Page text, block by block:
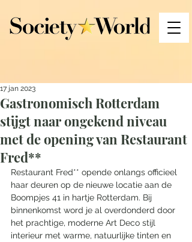
Gastronomisch Rotterdam
stijgt naar ongekend niveau
met de opening van Restaurant
Fred**
17 jan 2023
Restaurant Fred** opende onlangs officieel
haar deuren op de nieuwe locatie aan de
Boompjes 41 in hartje Rotterdam. Bij
binnenkomst word je al overdonderd door
het prachtige, moderne Art Deco stijl
interieur met warme, natuurlijke tinten en